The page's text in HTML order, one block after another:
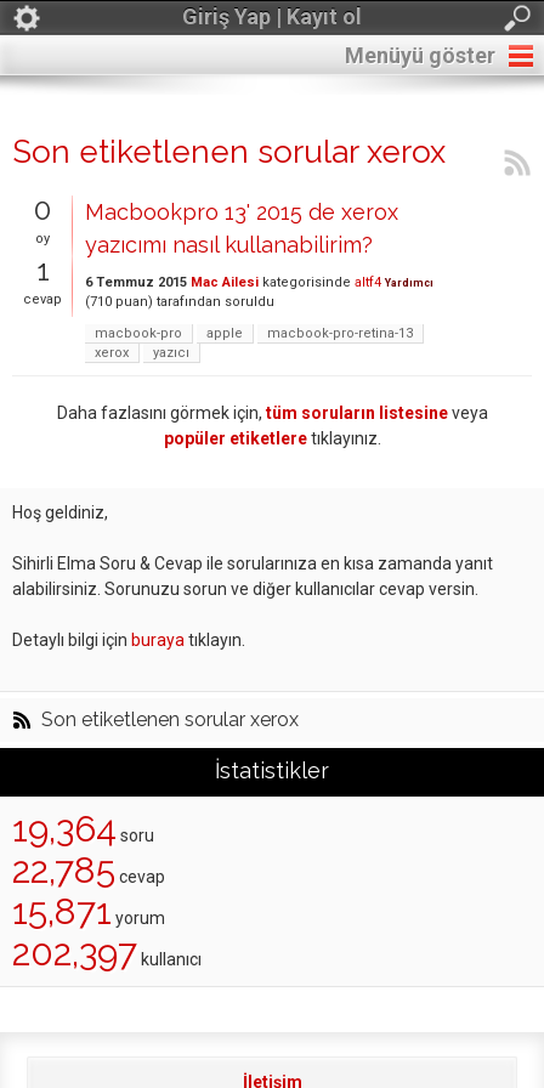
Giriş Yap | Kayıt ol
Menüyü göster
Son etiketlenen sorular xerox
0
oy
1
cevap
Macbookpro 13' 2015 de xerox
yazıcımı nasıl kullanabilirim?
6 Temmuz 2015 Mac Ailesi kategorisinde altf4 Yardımcı
(710 puan) tarafından soruldu
macbook-pro
apple
macbook-pro-retina-13
xerox
yazıcı
Daha fazlasını görmek için, tüm soruların listesineveya
popüler etiketleretıklayınız.
Hoş geldiniz,
Sihirli Elma Soru & Cevap ile sorularınıza en kısa zamanda yanıt
alabilirsiniz. Sorunuzu sorun ve diğer kullanıcılar cevap versin.
Detaylı bilgi için buraya tıklayın.
Son etiketlenen sorular xerox
İstatistikler
19,364 soru
22,785 cevap
15,871 yorum
202,397 kullanıcı
İletişim